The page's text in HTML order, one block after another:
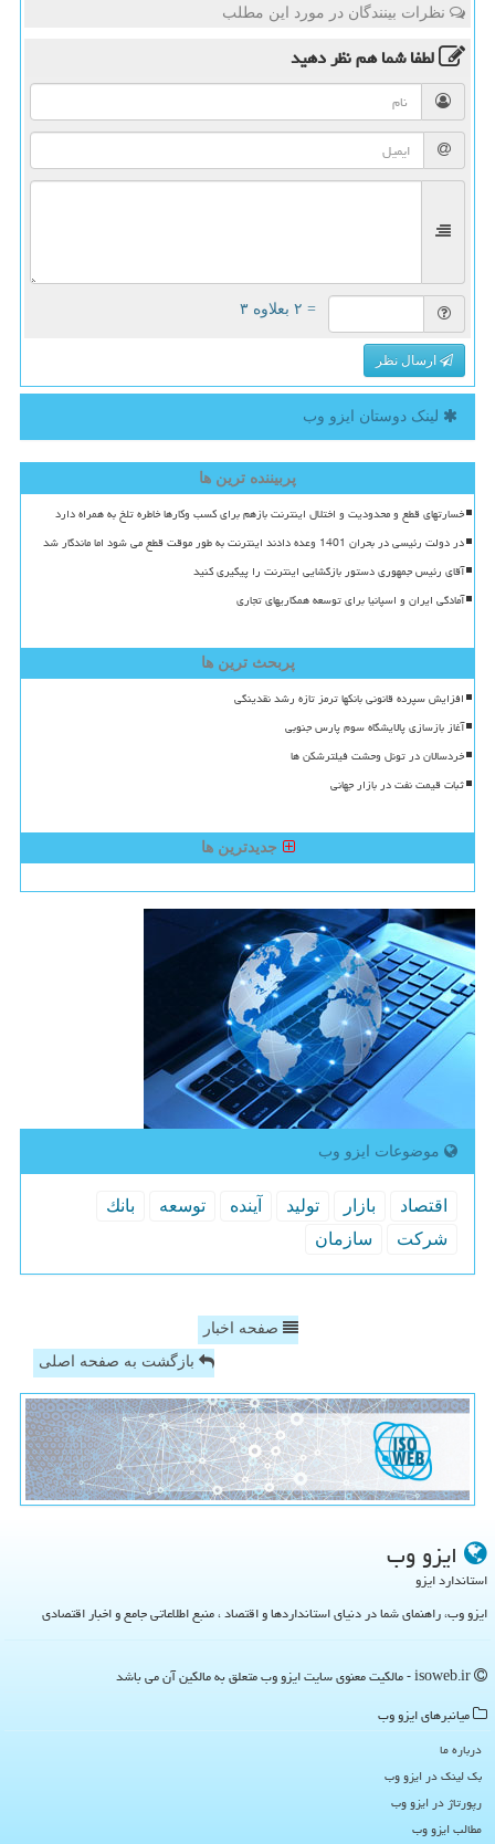
نظرات بینندگان در مورد این مطلب
لطفا شما همنظر دهید
= ۲ بعلاوه ۳
ارسال نظر
لینک دوستان ایزو وب
پربیننده ترین ها
خسارتهای قطع و محدودیت و اختلال اینترنت بازهم برای کسب وکارها خاطره تلخ به همراه دارد
در دولت رئیسی در بحران 1401 وعده دادند اینترنت به طور موقت قطع می شود اما ماندگار شد
آقای رئیس جمهوری دستور بازگشایی اینترنت را پیگیری کنید
آمادگی ایران و اسپانیا برای توسعه همکاریهای تجاری
پربحث ترین ها
افزایش سپرده قانونی بانکها ترمز تازه رشد نقدینگی
آغاز بازسازی پالایشگاه سوم پارس جنوبی
خردسالان در تونل وحشت فیلترشکن ها
ثبات قیمت نفت در بازار جهانی
جدیدترین ها
موضوعات ایزو وب
اقتصاد بازار تولید آینده توسعه
بانك
شركت
سازمان
صفحه اخبار
بازگشت به صفحه اصلی
ایزو وب
استاندارد ایزو
ایزو وب، راهنمای شما در دنیای استانداردها و اقتصاد ، منبع اطلاعاتی جامع و اخبار اقتصادی
میانبرهای ایزو وب
درباره ما
بک لینک در ایزو وب
رپورتاژ در ایزو وب
مطالب ایزو وب